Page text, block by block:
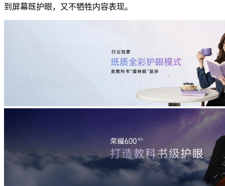
到屏幕既护眼，又不牺牲内容表现。